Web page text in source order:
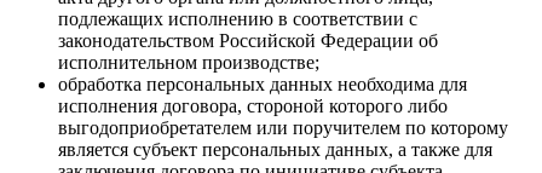
подлежащих исполнению в соответствии с
законодательством Российской Федерации об
исполнительном производстве;
обработка персональных данных необходима для
исполнения договора, стороной которого либо
выгодоприобретателем или поручителем по которому
является субъект персональных данных, а также для